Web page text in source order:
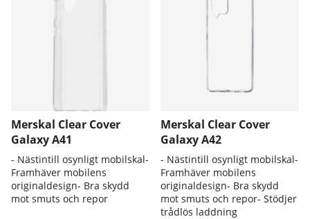
Merskal Clear Cover
Galaxy A41
- Nästintill osynligt mobilskal-
Framhäver mobilens
originaldesign- Bra skydd
mot smuts och repor
Merskal Clear Cover
Galaxy A42
- Nästintill osynligt mobilskal-
Framhäver mobilens
originaldesign- Bra skydd
mot smuts och repor- Stödjer
trådlös laddning